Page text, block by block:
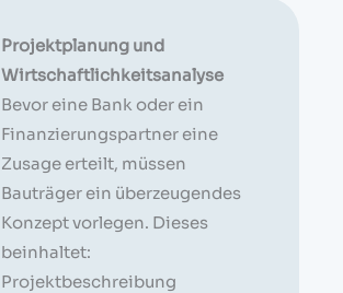
Projektplanung und
Wirtschaftlichkeitsanalyse
Bevor eine Bank oder ein
Finanzierungspartner eine
Zusage erteilt, müssen
Bauträger ein überzeugendes
Konzept vorlegen. Dieses
beinhaltet:
Projektbeschreibung